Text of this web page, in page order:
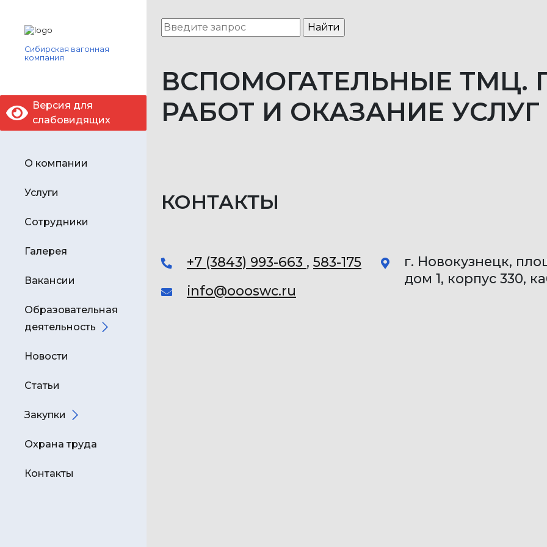
Сибирская вагонная
компания
Версия для
слабовидящих
О компании
Услуги
Сотрудники
Галерея
Вакансии
Образовательная
деятельность
Новости
Статьи
Закупки
Охрана труда
Контакты
ВСПОМОГАТЕЛЬНЫЕ ТМЦ.
РАБОТ И ОКАЗАНИЕ УСЛУГ
КОНТАКТЫ
+7 (3843) 993-663 , 583-175
info@oooswc.ru
г. Новокузнецк,
дом 1, корпус 330,